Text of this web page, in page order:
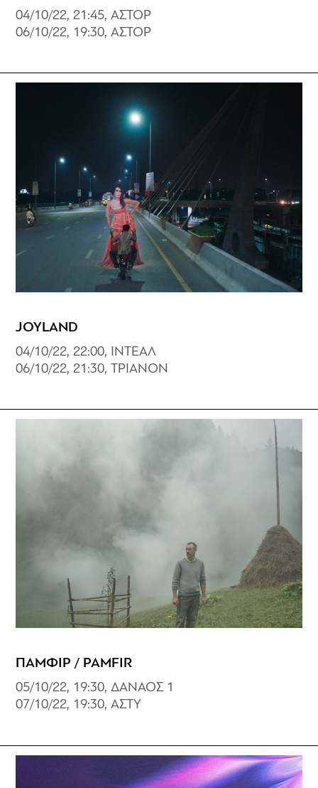
04/10/22, 21:45, ΑΣΤΟΡ
06/10/22, 19:30, ΑΣΤΟΡ
JOYLAND
04/10/22, 22:00, ΙΝΤΕΑΛ
06/10/22, 21:30, ΤΡΙΑΝΟΝ
ΠΑΜΦΙΡ / PAMFIR
05/10/22, 19:30, ΔΑΝΑΟΣ 1
07/10/22, 19:30, ΑΣΤΥ